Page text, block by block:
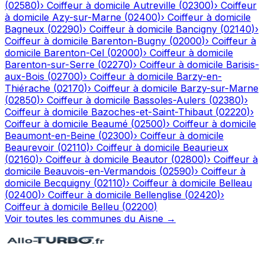
(02580)› Coiffeur à domicile Autreville (02300)› Coiffeur
à domicile Azy-sur-Marne (02400)› Coiffeur à domicile
Bagneux (02290)› Coiffeur à domicile Bancigny (02140)›
Coiffeur à domicile Barenton-Bugny (02000)› Coiffeur à
domicile Barenton-Cel (02000)› Coiffeur à domicile
Barenton-sur-Serre (02270)› Coiffeur à domicile Barisis-
aux-Bois (02700)› Coiffeur à domicile Barzy-en-
Thiérache (02170)› Coiffeur à domicile Barzy-sur-Marne
(02850)› Coiffeur à domicile Bassoles-Aulers (02380)›
Coiffeur à domicile Bazoches-et-Saint-Thibaut (02220)›
Coiffeur à domicile Beaumé (02500)› Coiffeur à domicile
Beaumont-en-Beine (02300)› Coiffeur à domicile
Beaurevoir (02110)› Coiffeur à domicile Beaurieux
(02160)› Coiffeur à domicile Beautor (02800)› Coiffeur à
domicile Beauvois-en-Vermandois (02590)› Coiffeur à
domicile Becquigny (02110)› Coiffeur à domicile Belleau
(02400)› Coiffeur à domicile Bellenglise (02420)›
Coiffeur à domicile Belleu (02200)
Voir toutes les communes du Aisne →